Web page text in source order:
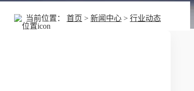
当前位置： 首页 > 新闻中心 > 行业动态